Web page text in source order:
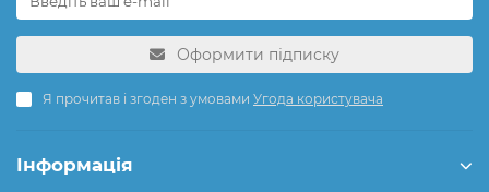
Оформити підписку
Я прочитав і згоден з умовами Угода користувача
Інформація